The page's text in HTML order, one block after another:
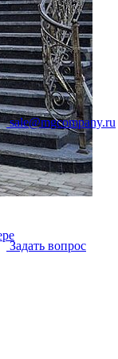
sale@mgcompany.ru
Задать вопрос